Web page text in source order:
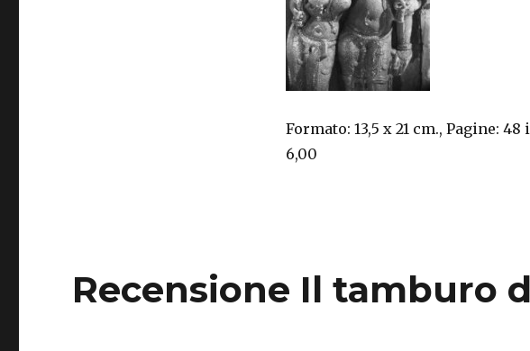
Formato: 13,5 x 21 cm., Pagine:
6,00
Recensione Il tamburo